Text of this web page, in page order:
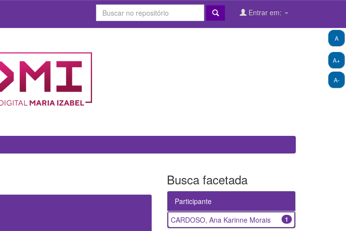
Entrar em:
A+
A-
A
Busca facetada
Participante
1
CARDOSO, Ana Karinne Morais